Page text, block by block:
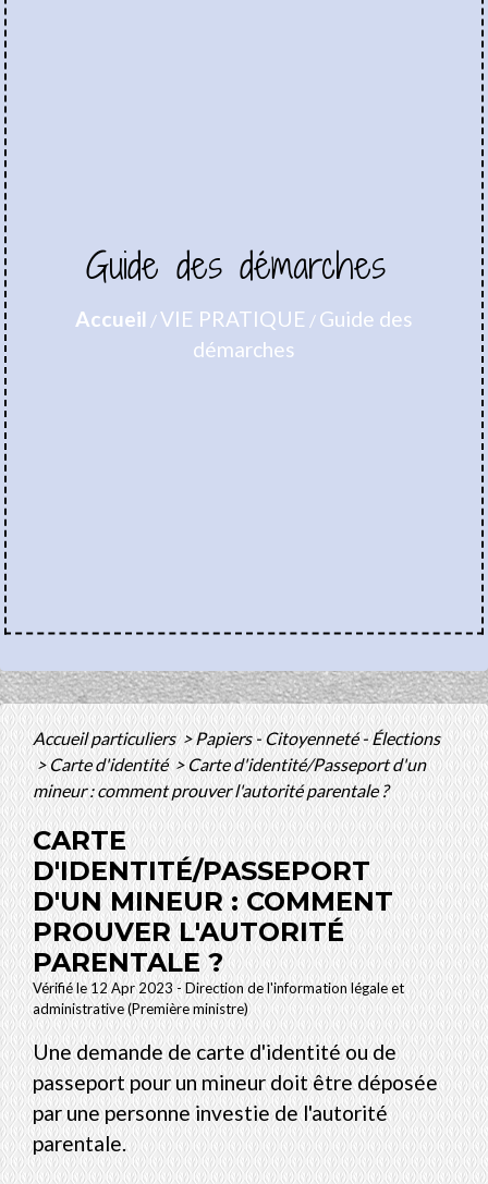
Guide des démarches
Accueil /VIE PRATIQUE / Guide des
démarches
Accueil particuliers> Papiers - Citoyenneté - Élections
>Carte d'identité>Carte d'identité/Passeport d'un
mineur : comment prouver l'autorité parentale ?
CARTE
D'IDENTITÉ/PASSEPORT
D'UN MINEUR : COMMENT
PROUVER L'AUTORITÉ
PARENTALE ?
Vérifié le 12 Apr 2023 - Direction de l'information légale et
administrative (Première ministre)
Une demande de carte d'identité ou de
passeport pour un mineur doit être déposée
par une personne investie de l'autorité
parentale.